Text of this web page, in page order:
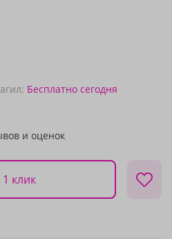
Бесплатно сегодня
и оценок
клик